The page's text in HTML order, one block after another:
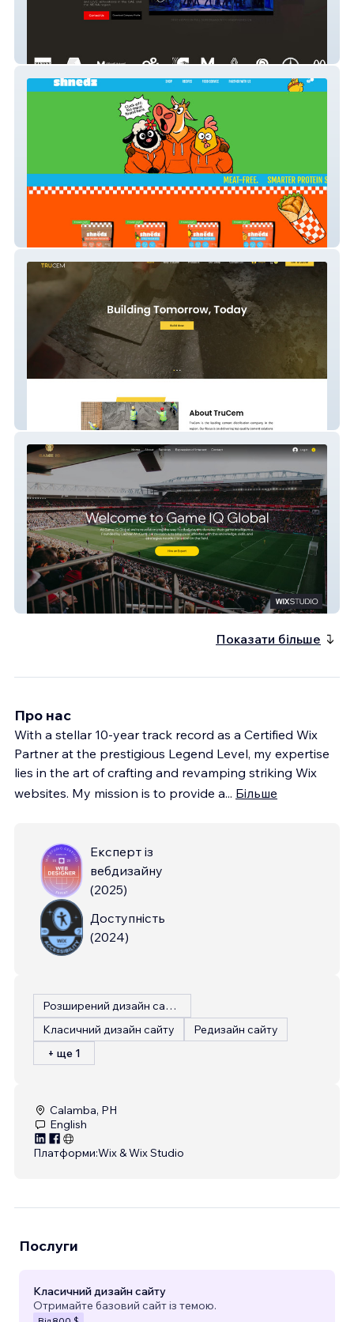
TruCem Inc.
Game IQ Global
Показати більше
Про нас
With a stellar 10-year track record as a Certified Wix
Partner at the prestigious Legend Level, my expertise
lies in the art of crafting and revamping striking Wix
websites. My mission is to provide a... Більше
Експерт із
вебдизайну
(2025)
Доступність
(2024)
Розширений дизайн сайту
Класичний дизайн сайту
Редизайн сайту
+ ще 1
Calamba, PH
English
Платформи:Wix & Wix Studio
Послуги
Класичний дизайн сайту
Отримайте базовий сайт із темою.